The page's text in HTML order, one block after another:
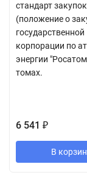
стандарт закупок
(положение о
государственной
корпорации по
энергии
томах.
6 541 ₽
В